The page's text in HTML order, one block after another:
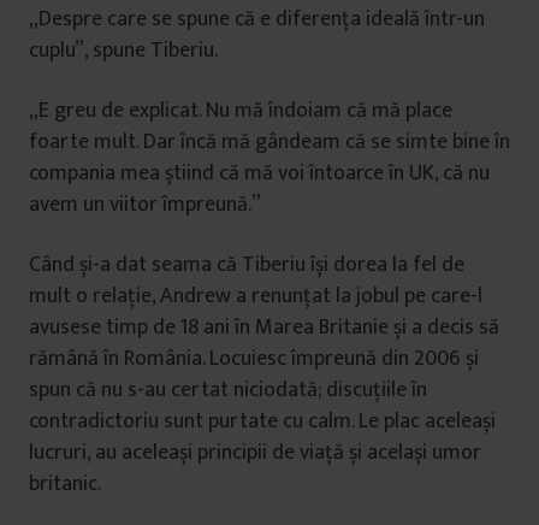
„Despre care se spune că e diferența ideală într-un
cuplu”, spune Tiberiu.
„E greu de explicat. Nu mă îndoiam că mă place
foarte mult. Dar încă mă gândeam că se simte bine în
compania mea știind că mă voi întoarce în UK, că nu
avem un viitor împreună.”
Când și-a dat seama că Tiberiu își dorea la fel de
mult o relație, Andrew a renunțat la jobul pe care-l
avusese timp de 18 ani în Marea Britanie și a decis să
rămână în România. Locuiesc împreună din 2006 și
spun că nu s-au certat niciodată; discuțiile în
contradictoriu sunt purtate cu calm. Le plac aceleași
lucruri, au aceleași principii de viață și același umor
britanic.